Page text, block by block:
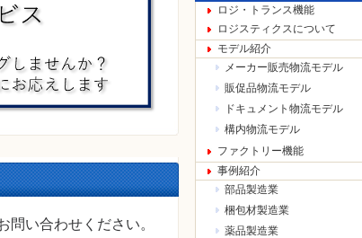
い合わせください。
ロジ・トランス機能
ロジスティクスについて
モデル紹介
メーカー販売物流モデル
販促品物流モデル
ドキュメント物流モデル
構内物流モデル
ファクトリー機能
事例紹介
部品製造業
梱包材製造業
薬品製造業